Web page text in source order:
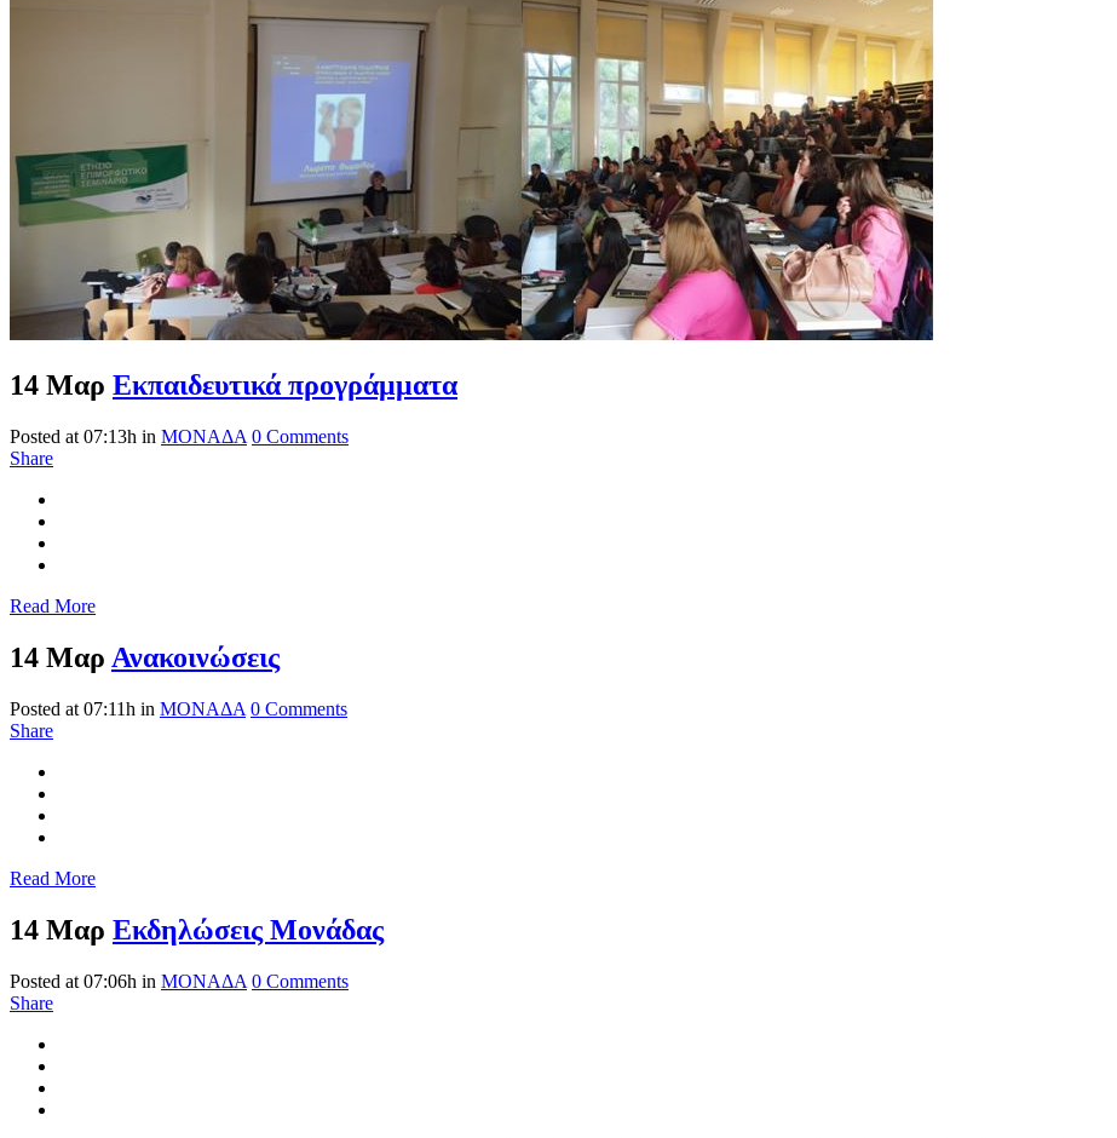
14 Μαρ Εκπαιδευτικά προγράμματα
Posted at 07:13h in ΜΟΝΑΔΑ 0 Comments
Share
Read More
14 Μαρ Ανακοινώσεις
Posted at 07:11h in ΜΟΝΑΔΑ 0 Comments
Share
Read More
14 Μαρ Εκδηλώσεις Μονάδας
Posted at 07:06h in ΜΟΝΑΔΑ 0 Comments
Share